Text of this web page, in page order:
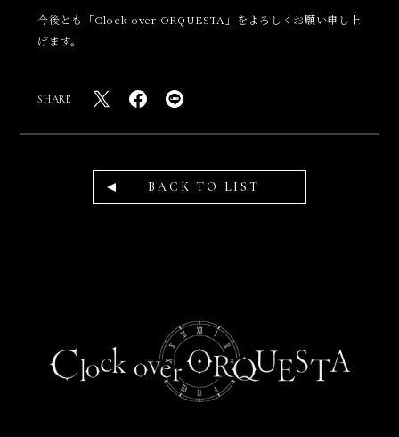
今後とも「Clock over ORQUESTA」をよろしくお願い申し上
げます。
SHARE
BACK TO LIST